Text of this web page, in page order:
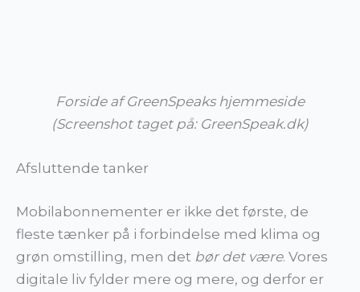
Forside af GreenSpeaks hjemmeside
(Screenshot taget på: GreenSpeak.dk)
Afsluttende tanker
Mobilabonnementer er ikke det første, de
fleste tænker på i forbindelse med klima og
grøn omstilling, men det bør det være. Vores
digitale liv fylder mere og mere, og derfor er